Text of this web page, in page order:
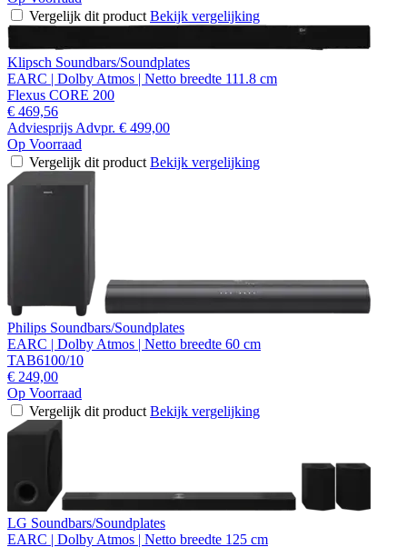
Vergelijk dit product Bekijk vergelijking
Klipsch Soundbars/Soundplates
EARC | Dolby Atmos | Netto breedte 111.8 cm
Flexus CORE 200
€ 469,56
Adviesprijs Advpr. € 499,00
Op Voorraad
Vergelijk dit product Bekijk vergelijking
Philips Soundbars/Soundplates
EARC | Dolby Atmos | Netto breedte 60 cm
TAB6100/10
€ 249,00
Op Voorraad
Vergelijk dit product Bekijk vergelijking
LG Soundbars/Soundplates
EARC | Dolby Atmos | Netto breedte 125 cm